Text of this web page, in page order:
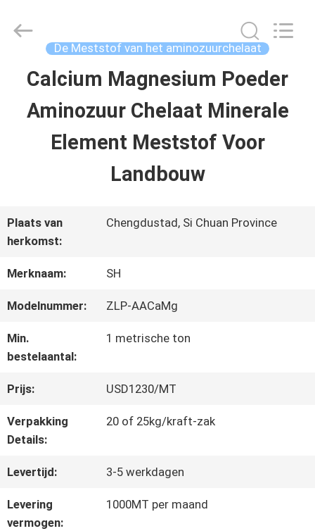
HUIS
PRODUCTEN
ONGEVEER
ONS
CONTACTEER
VERZOEK
Sichuan
Reserved.
De Meststof van het aminozuurchelaat
Calcium Magnesium Poeder
Aminozuur Chelaat Minerale
Element Meststof Voor
Landbouw
Plaats van
herkomst:
Chengdustad, Si Chuan Province
Merknaam: SH
Modelnummer: ZLP-AACaMg
Min.
bestelaantal:
1 metrische ton
Prijs: USD1230/MT
Verpakking
Details:
20 of 25kg/kraft-zak
Levertijd: 3-5 werkdagen
Levering
vermogen:
1000MT per maand